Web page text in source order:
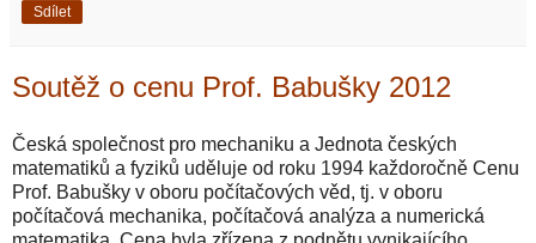
Sdílet
Soutěž o cenu Prof. Babušky 2012
Česká společnost pro mechaniku a Jednota českých
matematiků a fyziků uděluje od roku 1994 každoročně Cenu
Prof. Babušky v oboru počítačových věd, tj. v oboru
počítačová mechanika, počítačová analýza a numerická